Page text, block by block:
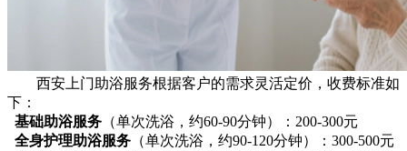
西安上门助浴服务根据客户的需求灵活定价，收费标准如
下：
基础助浴服务 （单次洗浴，约60-90分钟）：200-300元
全身护理助浴服务 （单次洗浴，约90-120分钟）：300-500元